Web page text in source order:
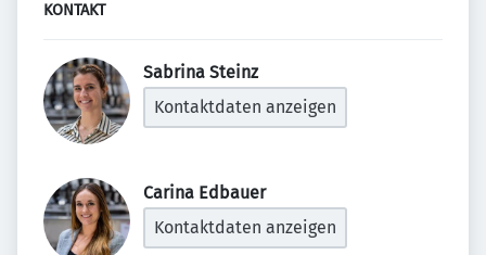
KONTAKT
Sabrina Steinz
Kontaktdaten anzeigen
Carina Edbauer
Kontaktdaten anzeigen